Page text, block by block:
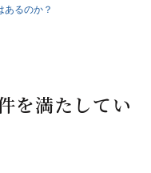
あるのか？
を満たしてい